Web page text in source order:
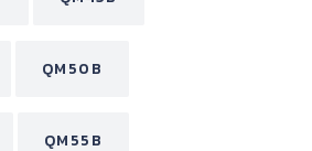
QM50B
QM55B